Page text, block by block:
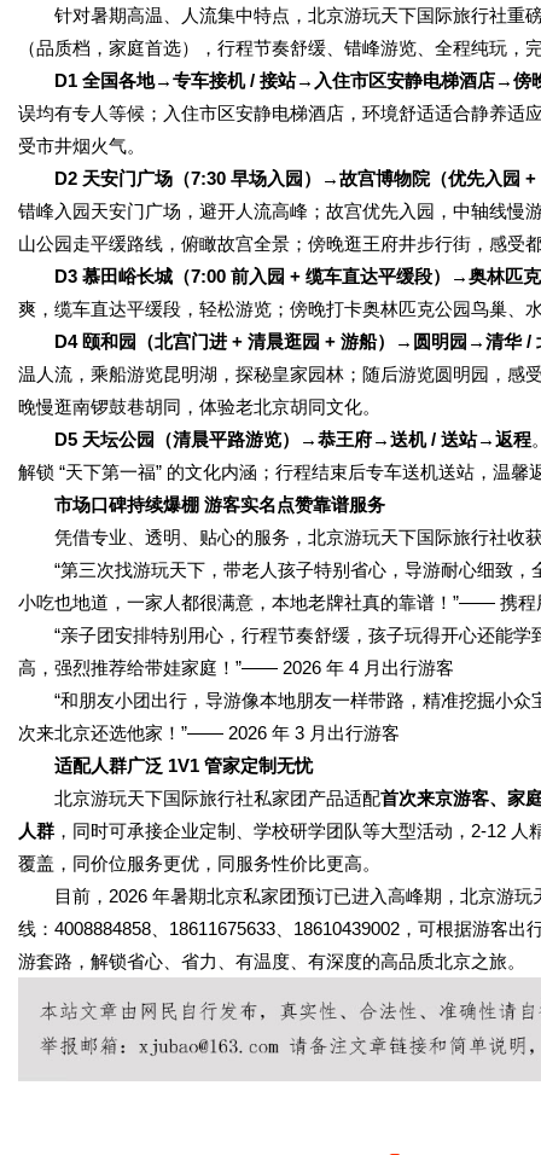
针对暑期高温、人流集中特点，北京游玩天下国际旅行社重
（品质档，家庭首选），行程节奏舒缓、错峰游览、全程纯玩，
D1 全国各地→专车接机 / 接站→入住市区安静电梯酒店→傍
误均有专人等候；入住市区安静电梯酒店，环境舒适适合静养适
受市井烟火气。
D2 天安门广场（7:30 早场入园）→故宫博物院（优先入园
错峰入园天安门广场，避开人流高峰；故宫优先入园，中轴线慢
山公园走平缓路线，俯瞰故宫全景；傍晚逛王府井步行街，感受
D3 慕田峪长城（7:00 前入园 + 缆车直达平缓段）→奥林匹
爽，缆车直达平缓段，轻松游览；傍晚打卡奥林匹克公园鸟巢、
D4 颐和园（北宫门进 + 清晨逛园 + 游船）→圆明园→清华 /
温人流，乘船游览昆明湖，探秘皇家园林；随后游览圆明园，感
晚慢逛南锣鼓巷胡同，体验老北京胡同文化。
D5 天坛公园（清晨平路游览）→恭王府→送机 / 送站→返程
解锁 “天下第一福” 的文化内涵；行程结束后专车送机送站，温馨
市场口碑持续爆棚 游客实名点赞靠谱服务
凭借专业、透明、贴心的服务，北京游玩天下国际旅行社收
“第三次找游玩天下，带老人孩子特别省心，导游耐心细致，
小吃也地道，一家人都很满意，本地老牌社真的靠谱！”—— 携程
“亲子团安排特别用心，行程节奏舒缓，孩子玩得开心还能学
高，强烈推荐给带娃家庭！”—— 2026 年 4 月出行游客
“和朋友小团出行，导游像本地朋友一样带路，精准挖掘小众
次来北京还选他家！”—— 2026 年 3 月出行游客
适配人群广泛 1V1 管家定制无忧
北京游玩天下国际旅行社私家团产品适配首次来京游客、家
人群 ，同时可承接企业定制、学校研学团队等大型活动，2-12
覆盖，同价位服务更优，同服务性价比更高。
目前，2026 年暑期北京私家团预订已进入高峰期，北京游玩
线：4008884858、18611675633、18610439002，可根据游客
游套路，解锁省心、省力、有温度、有深度的高品质北京之旅。